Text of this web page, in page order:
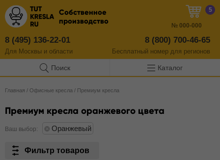
Собственное
производство
8 (495) 136-22-01
Для Москвы и области
8 (800) 700-46-65
Бесплатный номер для регионов
5
№ 000-000
Поиск Каталог
Главная / Офисные кресла / Премиум кресла
Премиум кресла оранжевого цвета
Ваш выбор: Оранжевый
Фильтр товаров